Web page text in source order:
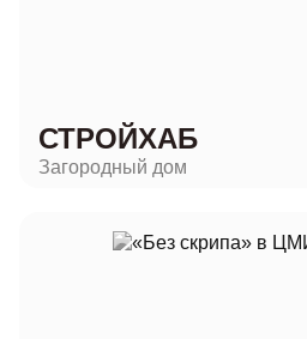
СТРОЙХАБ
Загородный дом